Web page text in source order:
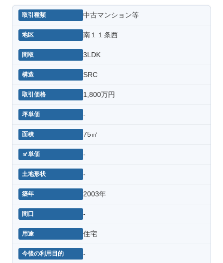
中古マンション等
南１１条西
3LDK
SRC
1,800万円
-
75㎡
-
-
2003年
-
住宅
-